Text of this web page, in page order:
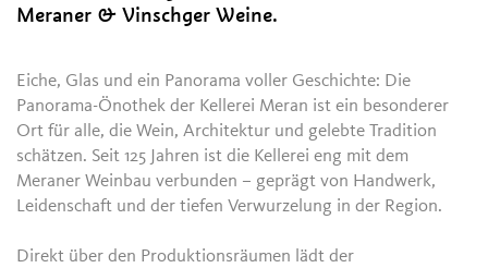
Meraner & Vinschger Weine.
Eiche, Glas und ein Panorama voller Geschichte: Die
Panorama-Önothek der Kellerei Meran ist ein besonderer
Ort für alle, die Wein, Architektur und gelebte Tradition
schätzen. Seit 125 Jahren ist die Kellerei eng mit dem
Meraner Weinbau verbunden – geprägt von Handwerk,
Leidenschaft und der tiefen Verwurzelung in der Region.
Direkt über den Produktionsräumen lädt der